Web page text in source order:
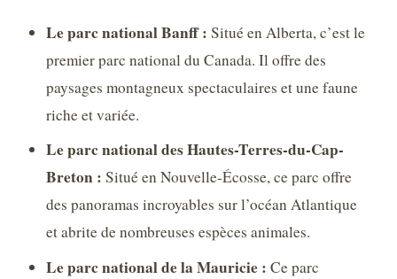
Le parc national Banff : Situé en Alberta, c’est le
premier parc national du Canada. Il offre des
paysages montagneux spectaculaires et une faune
riche et variée.
Le parc national des Hautes-Terres-du-Cap-
Breton : Situé en Nouvelle-Écosse, ce parc offre
des panoramas incroyables sur l’océan Atlantique
et abrite de nombreuses espèces animales.
Le parc national de la Mauricie : Ce parc